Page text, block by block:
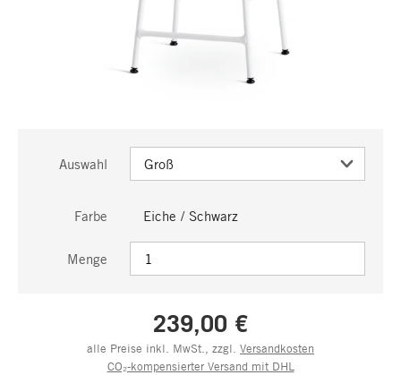
Auswahl
Farbe Eiche / Schwarz
Menge
239,00 €
alle Preise inkl. MwSt., zzgl. Versandkosten
CO₂-kompensierter Versand mit DHL